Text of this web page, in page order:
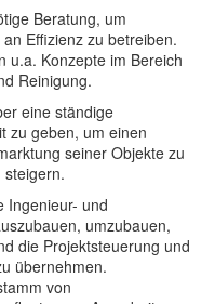
Beratung, um
Effizienz zu betreiben.
u.a. Konzepte im Bereich
Reinigung.
eine ständige
zu geben, um einen
seiner Objekte zu
Ingenieur- und
umzubauen,
die Projektsteuerung und
übernehmen.
von